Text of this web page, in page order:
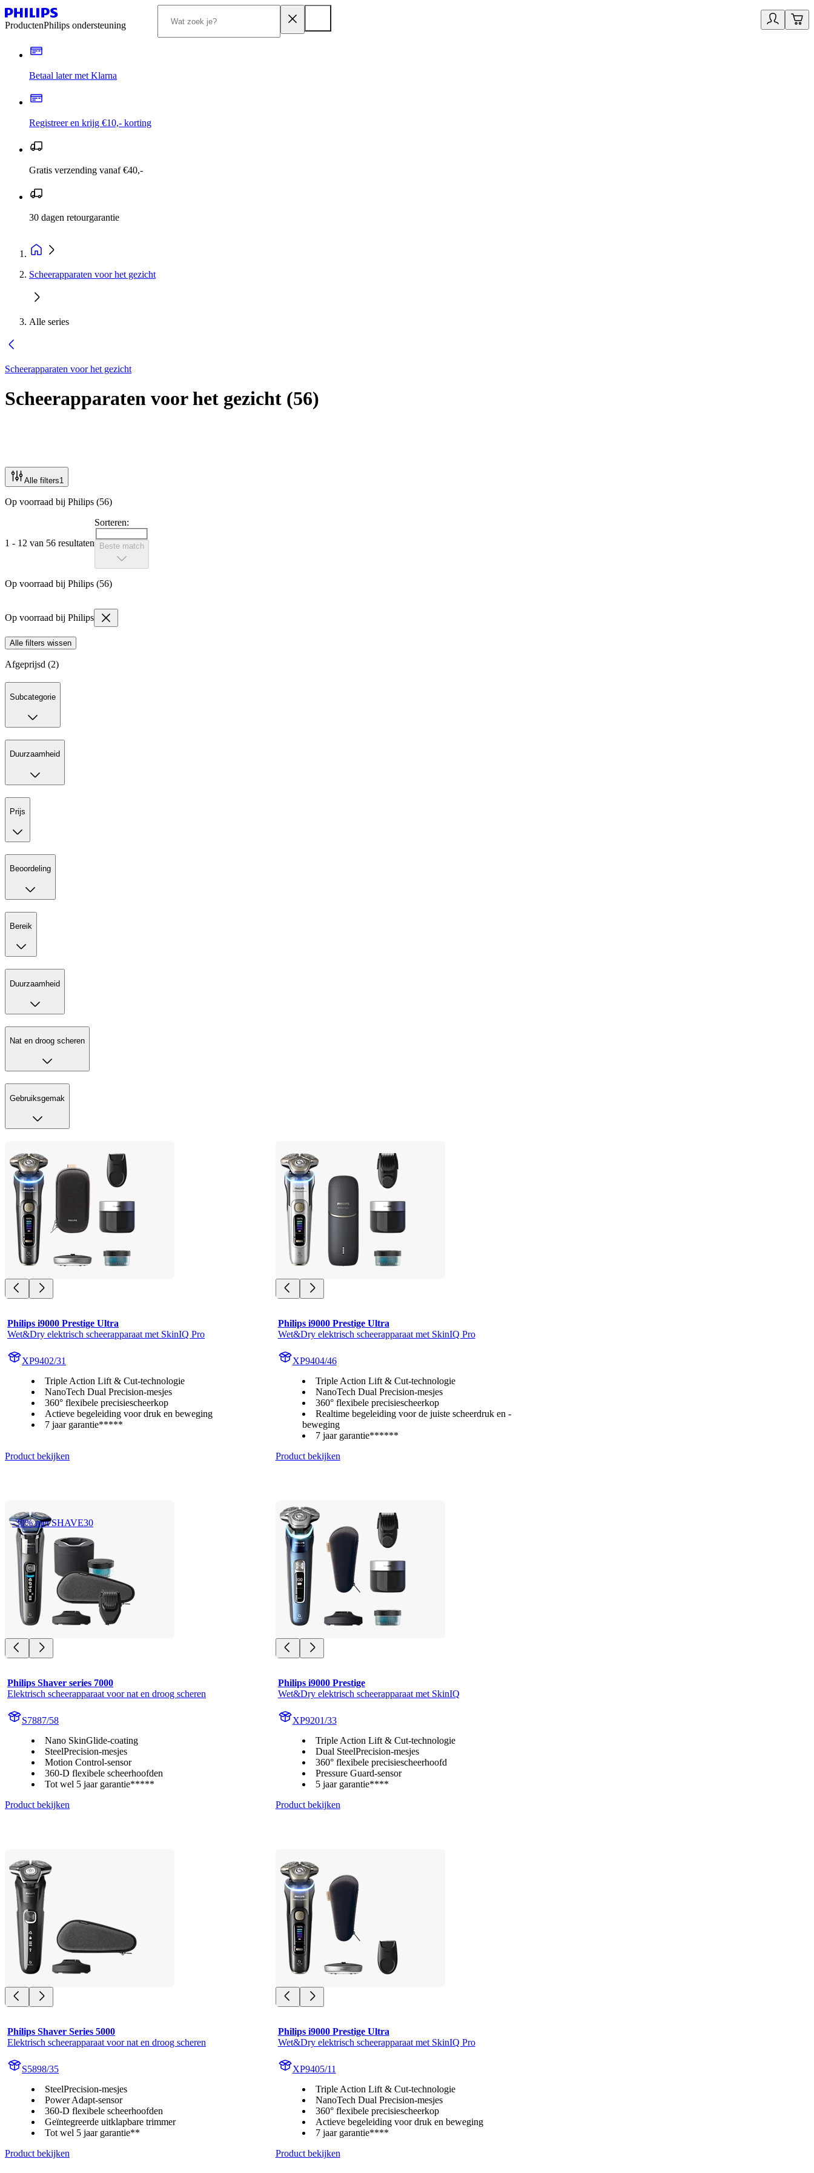
ProductenPhilips ondersteuning
Betaal later met Klarna
Registreer en krijg €10,- korting
Gratis verzending vanaf €40,-
30 dagen retourgarantie
Scheerapparaten voor het gezicht
Alle series
Scheerapparaten voor het gezicht
Scheerapparaten voor het gezicht (56)
Alle filters1
Op voorraad bij Philips (56)
1 - 12 van 56 resultaten
Sorteren:
Beste match
Op voorraad bij Philips (56)
Op voorraad bij Philips
Alle filters wissen
Afgeprijsd (2)
Subcategorie
Duurzaamheid
Prijs
Beoordeling
Bereik
Duurzaamheid
Nat en droog scheren
Gebruiksgemak
Philips i9000 Prestige Ultra
Wet&Dry elektrisch scheerapparaat met SkinIQ Pro
XP9402/31
Triple Action Lift & Cut-technologie
NanoTech Dual Precision-mesjes
360° flexibele precisiescheerkop
Actieve begeleiding voor druk en beweging
7 jaar garantie*****
Product bekijken
Philips i9000 Prestige Ultra
Wet&Dry elektrisch scheerapparaat met SkinIQ Pro
XP9404/46
Triple Action Lift & Cut-technologie
NanoTech Dual Precision-mesjes
360° flexibele precisiescheerkop
Realtime begeleiding voor de juiste scheerdruk en -
beweging
7 jaar garantie******
Product bekijken
-30% met SHAVE30
Philips Shaver series 7000
Elektrisch scheerapparaat voor nat en droog scheren
S7887/58
Nano SkinGlide-coating
SteelPrecision-mesjes
Motion Control-sensor
360-D flexibele scheerhoofden
Tot wel 5 jaar garantie*****
Product bekijken
Philips i9000 Prestige
Wet&Dry elektrisch scheerapparaat met SkinIQ
XP9201/33
Triple Action Lift & Cut-technologie
Dual SteelPrecision-mesjes
360° flexibele precisiescheerhoofd
Pressure Guard-sensor
5 jaar garantie****
Product bekijken
Philips Shaver Series 5000
Elektrisch scheerapparaat voor nat en droog scheren
S5898/35
SteelPrecision-mesjes
Power Adapt-sensor
360-D flexibele scheerhoofden
Geïntegreerde uitklapbare trimmer
Tot wel 5 jaar garantie**
Product bekijken
Philips i9000 Prestige Ultra
Wet&Dry elektrisch scheerapparaat met SkinIQ Pro
XP9405/11
Triple Action Lift & Cut-technologie
NanoTech Dual Precision-mesjes
360° flexibele precisiescheerkop
Actieve begeleiding voor druk en beweging
7 jaar garantie****
Product bekijken